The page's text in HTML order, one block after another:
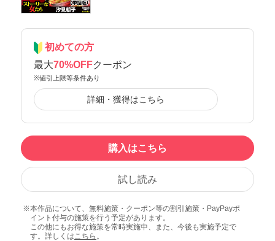
初めての方
最大70%OFFクーポン
※値引上限等条件あり
詳細・獲得はこちら
購入はこちら
試し読み
本作品について、無料施策・クーポン等の割引施策・PayPayポ
イント付与の施策を行う予定があります。
この他にもお得な施策を常時実施中、また、今後も実施予定で
す。詳しくは こちら 。